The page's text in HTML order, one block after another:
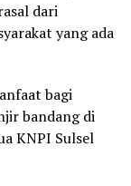
dari
yang ada
bagi
bandang di
KNPI Sulsel